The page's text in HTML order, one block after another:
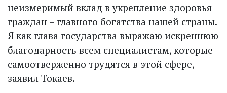
неизмеримый вклад в укрепление здоровья
граждан – главного богатства нашей страны.
Я как глава государства выражаю искреннюю
благодарность всем специалистам, которые
самоотверженно трудятся в этой сфере, –
заявил Токаев.